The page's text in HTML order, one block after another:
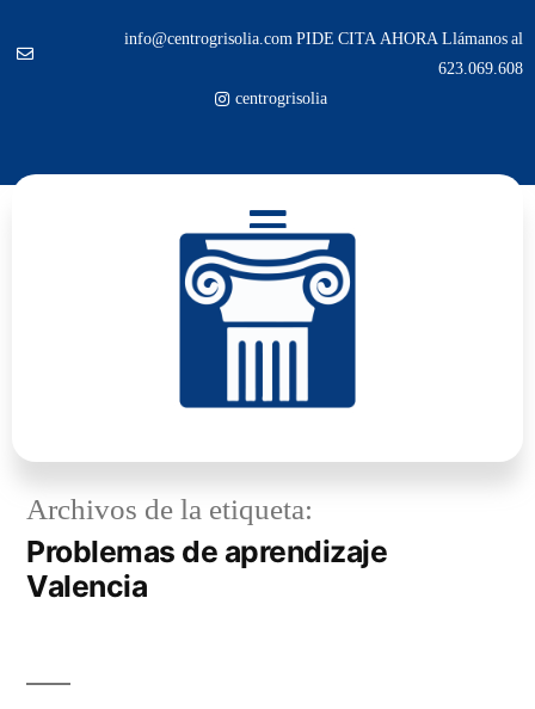
info@centrogrisolia.com PIDE CITA AHORA Llámanos al
623.069.608
centrogrisolia
Archivos de la etiqueta:
Problemas de aprendizaje
Valencia